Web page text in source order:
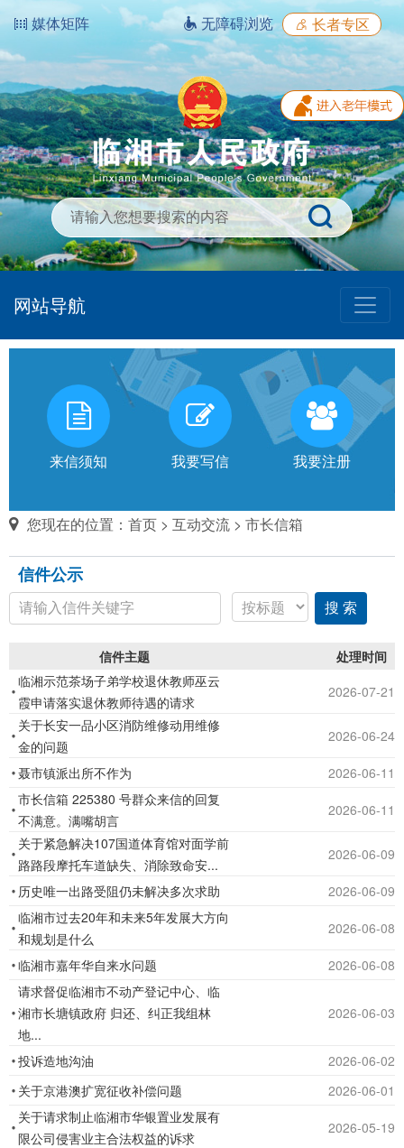
媒体矩阵 无障碍浏览 长者专区
网站导航
长
说
箱
说
明：
1、
为
进
一
步
提
高
临
湘
市
政
府
科
学
化、
主
来信须知 我要写信 我要注册
您现在的位置： 首页 > 互动交流 > 市长信箱
信件公示
信件主题
处理时间
临湘示范茶场子弟学校退休教师巫云
霞申请落实退休教师待遇的请求
2026-07-21
关于长安一品小区消防维修动用维修
金的问题
2026-06-24
聂市镇派出所不作为
2026-06-11
市长信箱 225380 号群众来信的回复
不满意。满嘴胡言
2026-06-11
关于紧急解决107国道体育馆对面学前
路路段摩托车道缺失、消除致命安...
2026-06-09
历史唯一出路受阻仍未解决多次求助
2026-06-09
临湘市过去20年和未来5年发展大方向
和规划是什么
2026-06-08
临湘市嘉年华自来水问题
2026-06-08
请求督促临湘市不动产登记中心、临
湘市长塘镇政府 归还、纠正我组林
地...
2026-06-03
投诉造地沟油
2026-06-02
关于京港澳扩宽征收补偿问题
2026-06-01
关于请求制止临湘市华银置业发展有
限公司侵害业主合法权益的诉求
2026-05-19